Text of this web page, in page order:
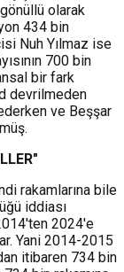
olarak
434 bin
Nuh Yılmaz ise
700 bin
bir fark
devrilmeden
ve Beşşar
rakamlarına bile
iddiası
2024'e
Yani 2014-2015
itibaren 734 bin